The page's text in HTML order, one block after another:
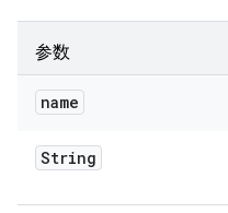
参数
name
String